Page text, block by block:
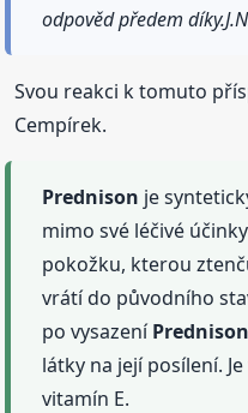
odpověd předem
Svou reakci k tomuto
Cempírek.
Prednison je
mimo své léčivé
pokožku, kterou
vrátí do původního
po vysazeníPrednison
látky na její posílení.
vitamín E.